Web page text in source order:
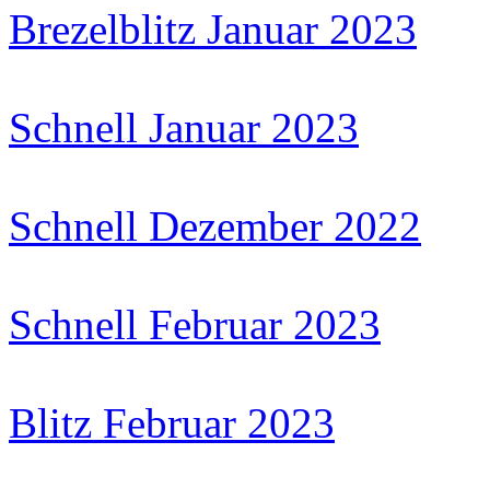
Brezelblitz Januar 2023
Schnell Januar 2023
Schnell Dezember 2022
Schnell Februar 2023
Blitz Februar 2023